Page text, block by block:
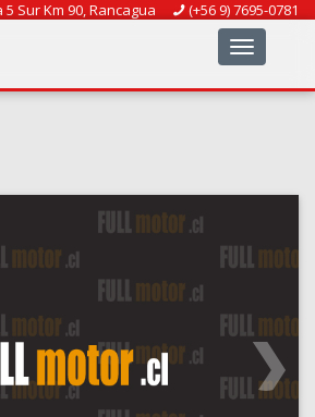
5 Sur Km 90, Rancagua (+56 9) 7695-0781
Toggle
navigation